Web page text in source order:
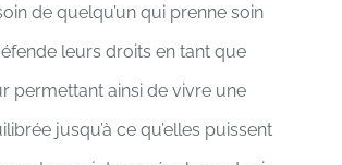
de quelqu’un qui prenne soin
leurs droits en tant que
permettant ainsi de vivre une
jusqu’à ce qu’elles puissent